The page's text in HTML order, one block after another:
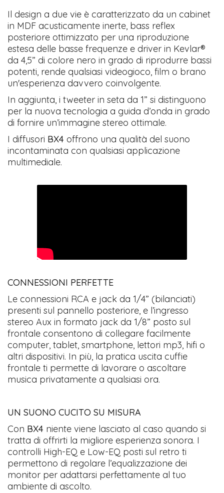
Il design a due vie è caratterizzato da un cabinet
in MDF acusticamente inerte, bass reflex
posteriore ottimizzato per una riproduzione
estesa delle basse frequenze e driver in Kevlar®
da 4,5” di colore nero in grado di riprodurre bassi
potenti, rende qualsiasi videogioco, film o brano
un'esperienza davvero coinvolgente.
In aggiunta, i tweeter in seta da 1” si distinguono
per la nuova tecnologia a guida d’onda in grado
di fornire un’immagine stereo ottimale.
I diffusori BX4 offrono una qualità del suono
incontaminata con qualsiasi applicazione
multimediale.
CONNESSIONI PERFETTE
Le connessioni RCA e jack da 1/4” (bilanciati)
presenti sul pannello posteriore, e l’ingresso
stereo Aux in formato jack da 1/8” posto sul
frontale consentono di collegare facilmente
computer, tablet, smartphone, lettori mp3, hifi o
altri dispositivi. In più, la pratica uscita cuffie
frontale ti permette di lavorare o ascoltare
musica privatamente a qualsiasi ora.
UN SUONO CUCITO SU MISURA
Con BX4 niente viene lasciato al caso quando si
tratta di offrirti la migliore esperienza sonora. I
controlli High-EQ e Low-EQ posti sul retro ti
permettono di regolare l’equalizzazione dei
monitor per adattarsi perfettamente al tuo
ambiente di ascolto.